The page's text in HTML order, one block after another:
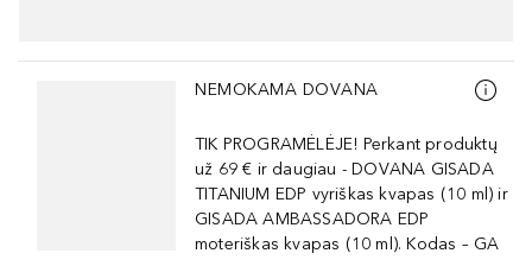
Praleisti slankiklį
NEMOKAMA DOVANA
TIK PROGRAMĖLĖJE! Perkant produktų
už 69 € ir daugiau - DOVANA GISADA
TITANIUM EDP vyriškas kvapas (10 ml) ir
GISADA AMBASSADORA EDP
moteriškas kvapas (10 ml). Kodas – GA